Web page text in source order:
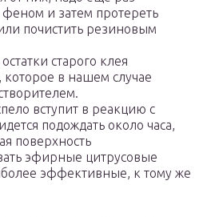
феном и затем протереть
почистить резиновым
старого клея
в нашем случае
вступит в реакцию с
подождать около часа,
поверхность
эфирные цитрусовые
эффективные, к тому же